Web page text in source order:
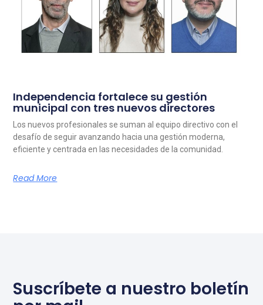
Independencia fortalece su gestión
municipal con tres nuevos directores
Los nuevos profesionales se suman al equipo directivo con el
desafío de seguir avanzando hacia una gestión moderna,
eficiente y centrada en las necesidades de la comunidad.
Read More
Suscríbete a nuestro boletín